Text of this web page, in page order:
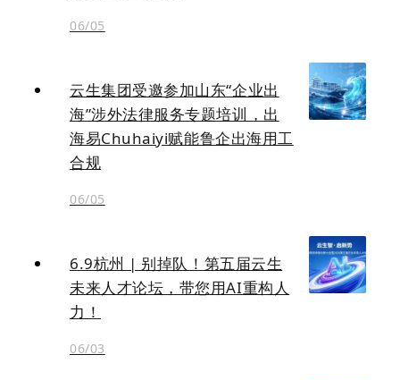
06/05
云生集团受邀参加山东“企业出
海”涉外法律服务专题培训，出
海易Chuhaiyi赋能鲁企出海用工
合规
06/05
6.9杭州 | 别掉队！第五届云生
未来人才论坛，带您用AI重构人
力！
06/03